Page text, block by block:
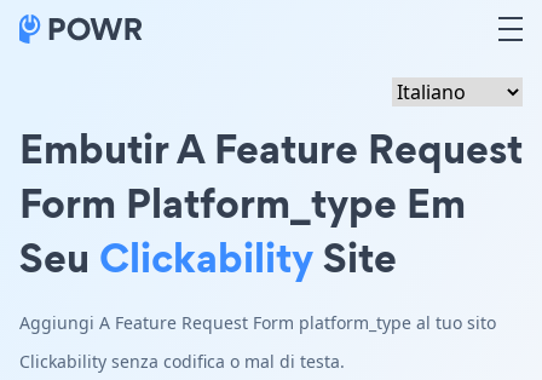
Embutir A Feature Request
Form Platform_type Em
Seu ClickabilitySite
Aggiungi A Feature Request Form platform_type al tuo sito
Clickability senza codifica o mal di testa.